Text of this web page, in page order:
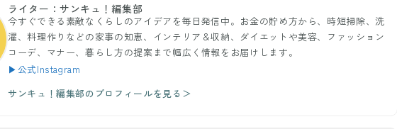
ライター：サンキュ！編集部
今すぐできる素敵なくらしのアイデアを毎日発信中。お金の貯め方から、時短掃除、洗
濯、料理作りなどの家事の知恵、インテリア＆収納、ダイエットや美容、ファッション
コーデ、マナー、暮らし方の提案まで幅広く情報をお届けします。
▶公式Instagram
サンキュ！編集部のプロフィールを見る＞